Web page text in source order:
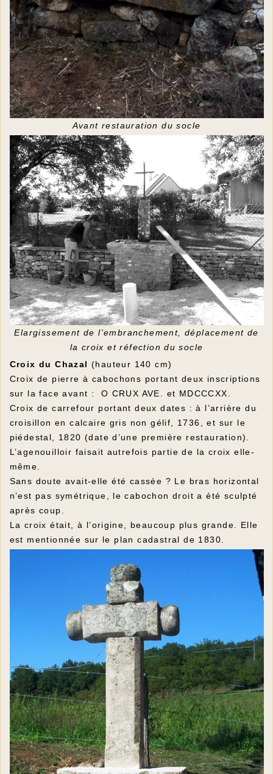
Avant restauration du socle
Elargissement de l'embranchement, déplacement de
la croix et réfection du socle
Croix du Chazal (hauteur 140 cm)
Croix de pierre à cabochons portant deux inscriptions
sur la face avant : O CRUX AVE. et MDCCCXX.
Croix de carrefour portant deux dates : à l’arrière du
croisillon en calcaire gris non gélif, 1736, et sur le
piédestal, 1820 (date d’une première restauration).
L’agenouilloir faisait autrefois partie de la croix elle-
même.
Sans doute avait-elle été cassée ? Le bras horizontal
n’est pas symétrique, le cabochon droit a été sculpté
après coup.
La croix était, à l’origine, beaucoup plus grande. Elle
est mentionnée sur le plan cadastral de 1830.